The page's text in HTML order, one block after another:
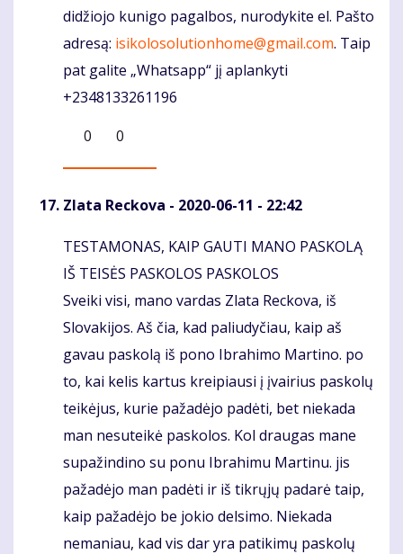
didžiojo kunigo pagalbos, nurodykite el. Pašto
adresą: isikolosolutionhome@gmail.com. Taip
pat galite „Whatsapp“ jį aplankyti
+2348133261196
0
0
Zlata Reckova - 2020-06-11 - 22:42
Komentaras
TESTAMONAS, KAIP GAUTI MANO PASKOLĄ
IŠ TEISĖS PASKOLOS PASKOLOS
Sveiki visi, mano vardas Zlata Reckova, iš
Slovakijos. Aš čia, kad paliudyčiau, kaip aš
gavau paskolą iš pono Ibrahimo Martino. po
to, kai kelis kartus kreipiausi į įvairius paskolų
teikėjus, kurie pažadėjo padėti, bet niekada
man nesuteikė paskolos. Kol draugas mane
supažindino su ponu Ibrahimu Martinu. jis
pažadėjo man padėti ir iš tikrųjų padarė taip,
kaip pažadėjo be jokio delsimo. Niekada
nemaniau, kad vis dar yra patikimų paskolų